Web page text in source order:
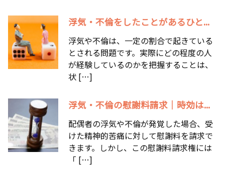
浮気・不倫をしたことがあるひと...
浮気や不倫は、一定の割合で起きている
とされる問題です。実際にどの程度の人
が経験しているのかを把握することは、
状 […]
浮気・不倫の慰謝料請求｜時効は...
配偶者の浮気や不倫が発覚した場合、受
けた精神的苦痛に対して慰謝料を請求で
きます。しかし、この慰謝料請求権には
「 […]